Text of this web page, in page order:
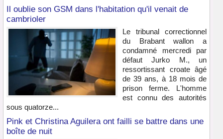
Il oublie son GSM dans l'habitation qu'il venait de
cambrioler
Le tribunal correctionnel
du Brabant wallon a
condamné mercredi par
défaut Jurko M., un
ressortissant croate âgé
de 39 ans, à 18 mois de
prison ferme. L'homme
est connu des autorités
sous quatorze...
Pink et Christina Aguilera ont failli se battre dans une
boîte de nuit